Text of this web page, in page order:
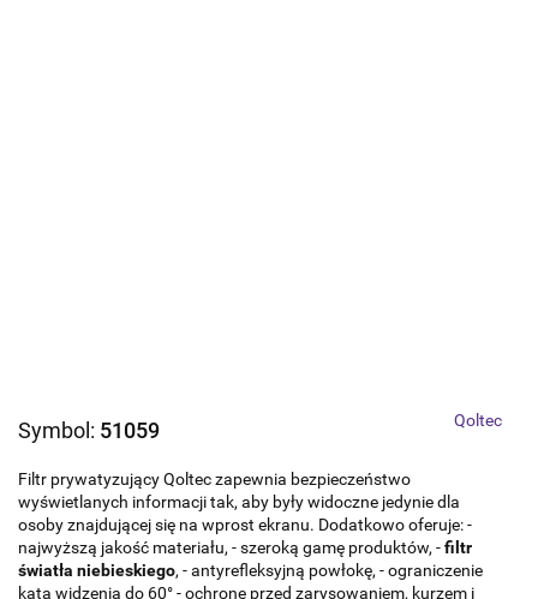
Symbol: 51059 Qoltec
Filtr prywatyzujący Qoltec zapewnia bezpieczeństwo
wyświetlanych informacji tak, aby były widoczne jedynie dla
osoby znajdującej się na wprost ekranu. Dodatkowo oferuje: -
najwyższą jakość materiału, - szeroką gamę produktów, -filtr
światła niebieskiego, - antyrefleksyjną powłokę, - ograniczenie
kąta widzenia do 60° - ochronę przed zarysowaniem, kurzem i